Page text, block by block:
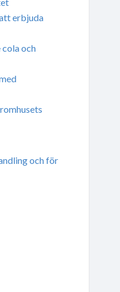
erbjuda
och
och för